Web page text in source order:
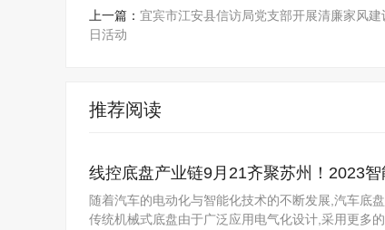
上一篇： 宜宾市江安县信访局党支部开展清廉家风建
日活动
推荐阅读
线控底盘产业链9月21齐聚苏州！2023
随着汽车的电动化与智能化技术的不断发展,汽车底
传统机械式底盘由于广泛应用电气化设计,采用更多